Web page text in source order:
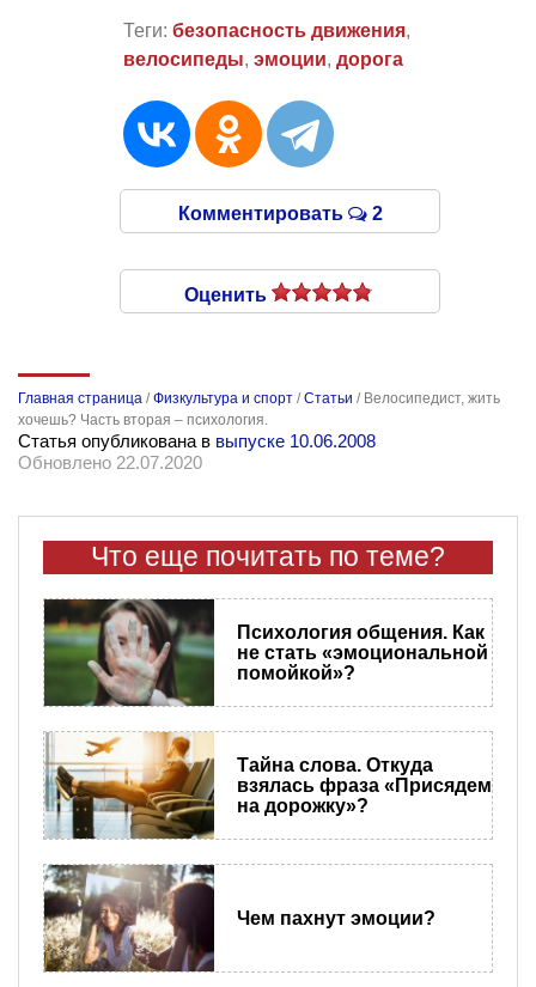
Теги: безопасность движения,
велосипеды, эмоции, дорога
Комментировать 2
Оценить
Главная страница /Физкультура и спорт /Статьи / Велосипедист, жить
хочешь? Часть вторая – психология.
Статья опубликована в выпуске 10.06.2008
Обновлено 22.07.2020
Что еще почитать по теме?
Психология общения. Как
не стать «эмоциональной
помойкой»?
Тайна слова. Откуда
взялась фраза «Присядем
на дорожку»?
Чем пахнут эмоции?